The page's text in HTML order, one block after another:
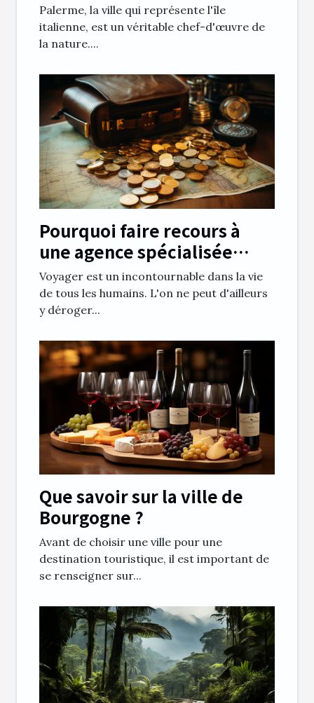
Palerme, la ville qui représente l'île
italienne, est un véritable chef-d'œuvre de
la nature....
Pourquoi faire recours à
une agence spécialisée
dans les documents de
voyage?
Voyager est un incontournable dans la vie
de tous les humains. L'on ne peut d'ailleurs
y déroger...
Que savoir sur la ville de
Bourgogne ?
Avant de choisir une ville pour une
destination touristique, il est important de
se renseigner sur...